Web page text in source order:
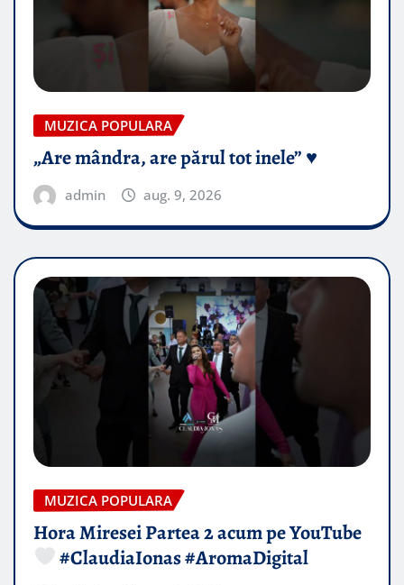
MUZICA POPULARA
„Are mândra, are părul tot inele” ♥️
admin aug. 9, 2026
MUZICA POPULARA
Hora Miresei Partea 2 acum pe YouTube
#ClaudiaIonas #AromaDigital